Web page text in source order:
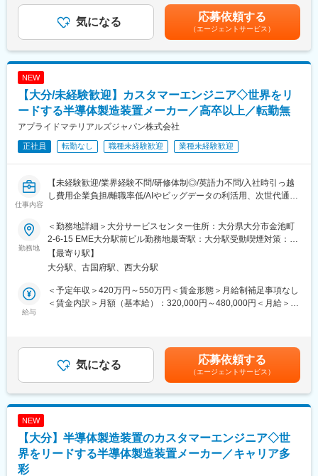
います。
・詳細設計：船体構造図、配管設計、機関室レイアウト、電気設
備・機器配置図の作成とCAD/3Dでのモデリング業務。
・その他：納品に向けた各種確認業務、検査対応、船主折衝や定
例報告。プロジェクト規模に応じてリーダー業務も期待します。
■求める経験：
船舶・機械系の設計実務、CAD/3D操作経験が活かせます。未経
■組織・働き方：
で幅広い裁量を持って業務を遂行できます。職務領域を広げたい
方、研究開発領域に興味のある方に最適です。
変更の範囲：会社の定める業務
実績）賃金はあくまでも目安の金額であり、選考を通じて上下す
る可能性があります。月給(月額)は固定手当を含めた表記です。
気になる 応募依頼する
（エージェントサービス）
NEW
【大分/未経験歓迎】カスタマーエンジニア◇世界をリ
ードする半導体製造装置メーカー／高卒以上／転勤無
アプライドマテリアルズジャパン株式会社
正社員 転勤なし 職種未経験歓迎 業種未経験歓迎
仕事内容
【未経験歓迎/業界経験不問/研修体制◎/英語力不問/入社時引っ越
し費用企業負担/離職率低/AIやビッグデータの利活用、次世代通信
■業務内容：
大手半導体メーカーを始めとする取引先企業の工場内にて、同社
製の半導体製造装置の保守サービス、メンテナンス、トラブル対
応等をご担当いただきます。業務は、装置の定期点検と、装置の
不具合などのトラブル対応が中心になります。トラブル対応の内
容は、パーツ交換など1人で対応できる簡単なものから、3名ほど
のエンジニアで対応するものまで様々です。
同社の装置は、トラブルで数日間ストップしただけでも生産ライ
ン全体に影響し、お客さまに甚大な損害を与えることにもなりか
ねません。そのため、お客さまにとってカスタマーサポートエン
■ご入社後：
勤務地
＜勤務地詳細＞大分サービスセンター住所：大分県大分市金池町
2-6-15 EME大分駅前ビル勤務地最寄駅：大分駅受動喫煙対策：屋
内全面禁煙変更の範囲：会社の定める事業所
【最寄り駅】
大分駅、古国府駅、西大分駅
給与
＜予定年収＞420万円～550万円＜賃金形態＞月給制補足事項なし
＜賃金内訳＞月額（基本給）：320,000円～480,000円＜月給＞
あります。月給(月額)は固定手当を含めた表記です。
気になる 応募依頼する
（エージェントサービス）
NEW
【大分】半導体製造装置のカスタマーエンジニア◇世
界をリードする半導体製造装置メーカー／キャリア多
彩